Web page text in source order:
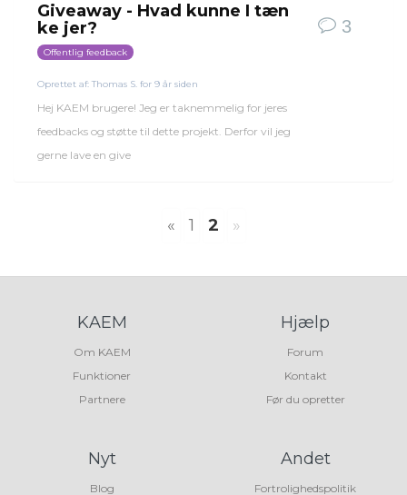
Giveaway - Hvad kunne I tæn
ke jer?
Offentlig feedback
Oprettet af: Thomas S. for 9 år siden
Hej KAEM brugere! Jeg er taknemmelig for jeres
feedbacks og støtte til dette projekt. Derfor vil jeg
gerne lave en give
3
« 1 2 »
KAEM
Om KAEM
Funktioner
Partnere
Hjælp
Forum
Kontakt
Før du opretter
Nyt
Blog
Andet
Fortrolighedspolitik